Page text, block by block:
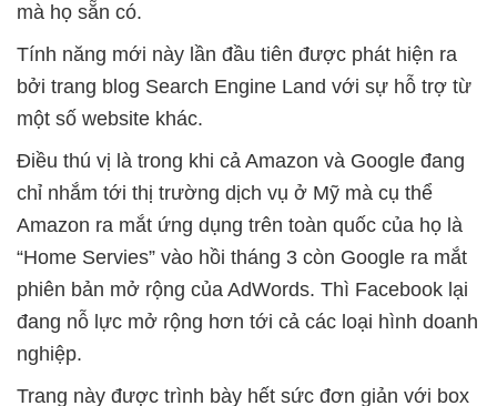
mà họ sẵn có.
Tính năng mới này lần đầu tiên được phát hiện ra
bởi trang blog Search Engine Land với sự hỗ trợ từ
một số website khác.
Điều thú vị là trong khi cả Amazon và Google đang
chỉ nhắm tới thị trường dịch vụ ở Mỹ mà cụ thể
Amazon ra mắt ứng dụng trên toàn quốc của họ là
“Home Servies” vào hồi tháng 3 còn Google ra mắt
phiên bản mở rộng của AdWords. Thì Facebook lại
đang nỗ lực mở rộng hơn tới cả các loại hình doanh
nghiệp.
Trang này được trình bày hết sức đơn giản với box